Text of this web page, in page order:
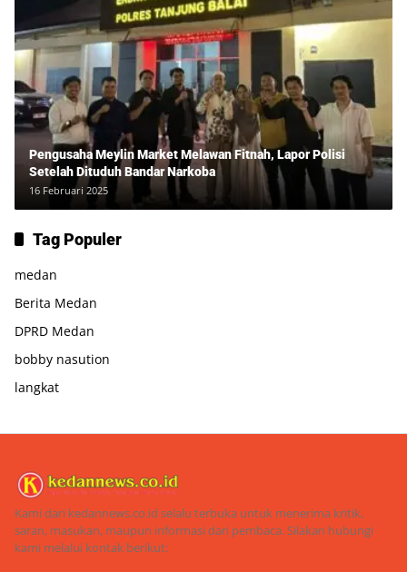
Pengusaha Meylin Market Melawan Fitnah, Lapor Polisi
Setelah Dituduh Bandar Narkoba
16 Februari 2025
Tag Populer
medan
Berita Medan
DPRD Medan
bobby nasution
langkat
Kami dari kedannews.co.id selalu terbuka untuk menerima kritik,
saran, masukan, maupun informasi dari pembaca. Silakan hubungi
kami melalui kontak berikut: